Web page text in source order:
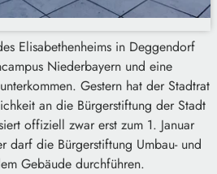
Elisabethenheims in Deggendorf
Niederbayern und eine
Gestern hat der Stadtrat
an die Bürgerstiftung der Stadt
offiziell zwar erst zum 1. Januar
darf die Bürgerstiftung Umbau- und
Gebäude durchführen.